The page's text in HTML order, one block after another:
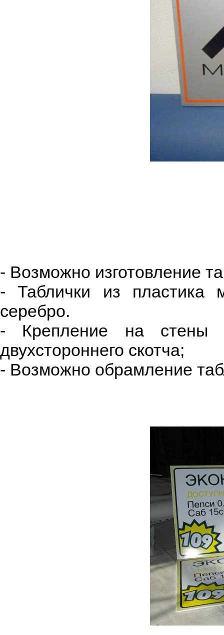
- Возможно изготовление
- Таблички из пластика
серебро.
- Крепление на стены
двухстороннего скотча;
- Возможно обрамление